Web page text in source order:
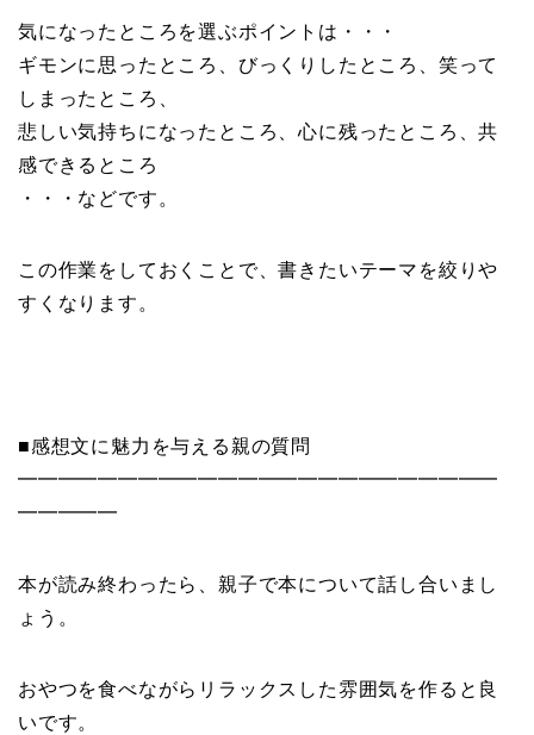
気になったところを選ぶポイントは・・・
ギモンに思ったところ、びっくりしたところ、笑って
しまったところ、
悲しい気持ちになったところ、心に残ったところ、共
感できるところ
・・・などです。
この作業をしておくことで、書きたいテーマを絞りや
すくなります。
■感想文に魅力を与える親の質問
━━━━━━━━━━━━━━━━━━━━━━━━
━━━━━
本が読み終わったら、親子で本について話し合いまし
ょう。
おやつを食べながらリラックスした雰囲気を作ると良
いです。